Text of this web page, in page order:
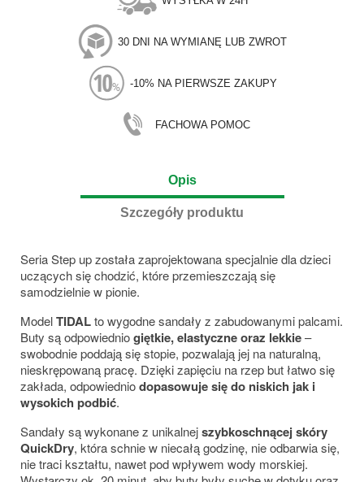
30 DNI NA WYMIANĘ LUB ZWROT
-10% NA PIERWSZE ZAKUPY
FACHOWA POMOC
Opis
Szczegóły produktu
Seria Step up została zaprojektowana specjalnie dla dzieci
uczących się chodzić, które przemieszczają się
samodzielnie w pionie.
ModelTIDALto wygodne sandały z zabudowanymi palcami.
Buty są odpowiedniogiętkie, elastyczne oraz lekkie–
swobodnie poddają się stopie, pozwalają jej na naturalną,
nieskrępowaną pracę. Dzięki zapięciu na rzep but łatwo się
zakłada, odpowiedniodopasowuje się do niskich jak i
wysokich podbić.
Sandały są wykonane z unikalnejszybkoschnącej skóry
QuickDry, która schnie w niecałą godzinę, nie odbarwia się,
nie traci kształtu, nawet pod wpływem wody morskiej.